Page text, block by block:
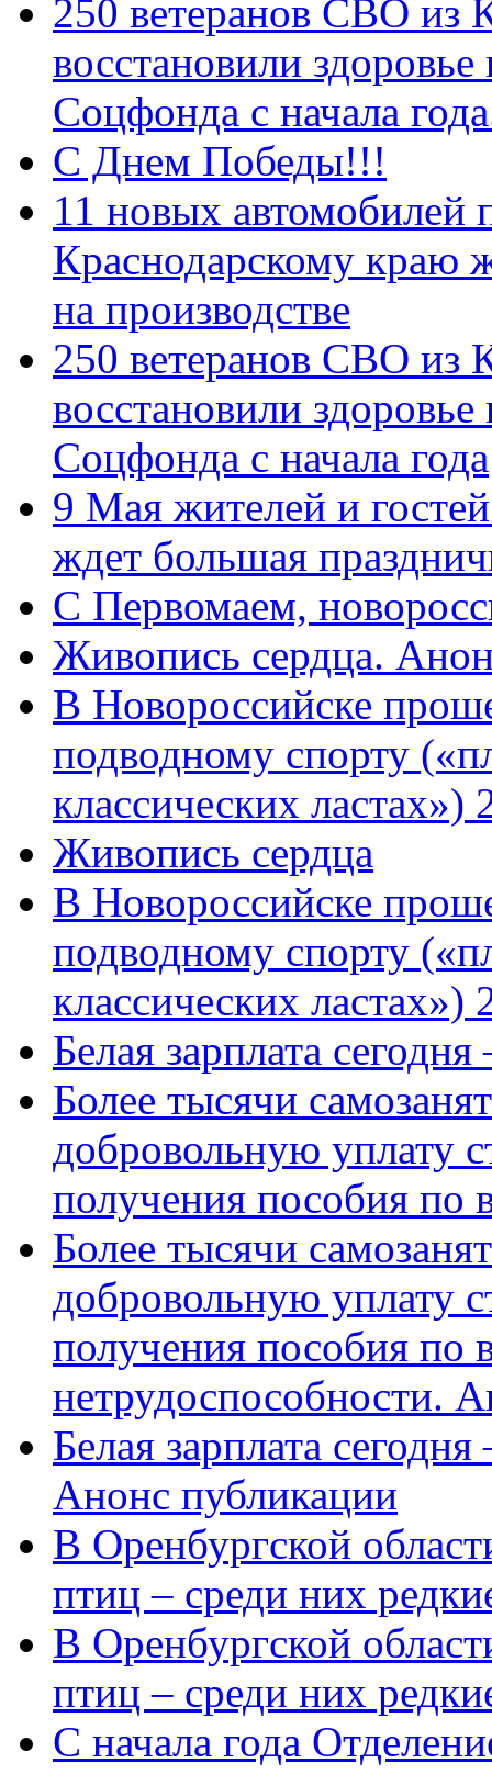
250 ветеранов СВО из
восстановили
Соцфонда с начала
С Днем Победы!!!
11 новых автомобилей
Краснодарскому краю
на производстве
250 ветеранов СВО из
восстановили
Соцфонда с начала года
9 Мая жителей и
ждет большая
C Первомаем,
Живопись сердца.
В Новороссийске
подводному спорту
классических
Живопись сердца
В Новороссийске
подводному спорту
классических ластах»)
Белая зарплата
Более тысячи
добровольную уплату
получения пособия по
Более тысячи
добровольную уплату
получения пособия по
нетрудоспособности.
Белая зарплата
Анонс публикации
В Оренбургской
птиц – среди них
В Оренбургской
птиц – среди них
С начала года